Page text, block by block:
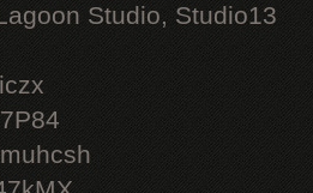
Studio, Studio13